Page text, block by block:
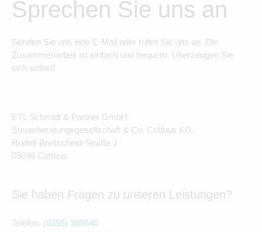
Sprechen Sie uns an
Senden Sie uns eine E-Mail oder rufen Sie uns an. Die
Zusammenarbeit ist einfach und bequem. Überzeugen Sie
sich selbst!
ETL Schmidt & Partner GmbH
Steuerberatungsgesellschaft & Co. Cottbus KG.
Rudolf-Breitscheid-Straße 2
03046 Cottbus
Sie haben Fragen zu unseren Leistungen?
Telefon: (0355) 380640